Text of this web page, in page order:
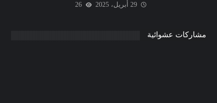
29 أبريل، 2025
26
مشاركات عشوائية